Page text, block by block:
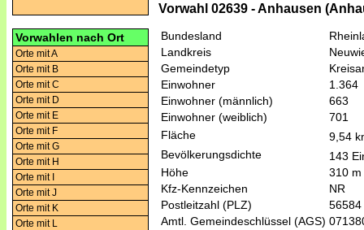
Vorwahlen nach Ort
Orte mit A
Orte mit B
Orte mit C
Orte mit D
Orte mit E
Orte mit F
Orte mit G
Orte mit H
Orte mit I
Orte mit J
Orte mit K
Orte mit L
Vorwahl 02639 - Anhausen
Bundesland
Landkreis
Gemeindetyp
Einwohner
1.364
Einwohner (männlich)
663
Einwohner (weiblich)
701
Fläche
9,54
Bevölkerungsdichte
143
Höhe
310 m
Kfz-Kennzeichen
NR
Postleitzahl (PLZ)
56584
Amtl. Gemeindeschlüssel (AGS)